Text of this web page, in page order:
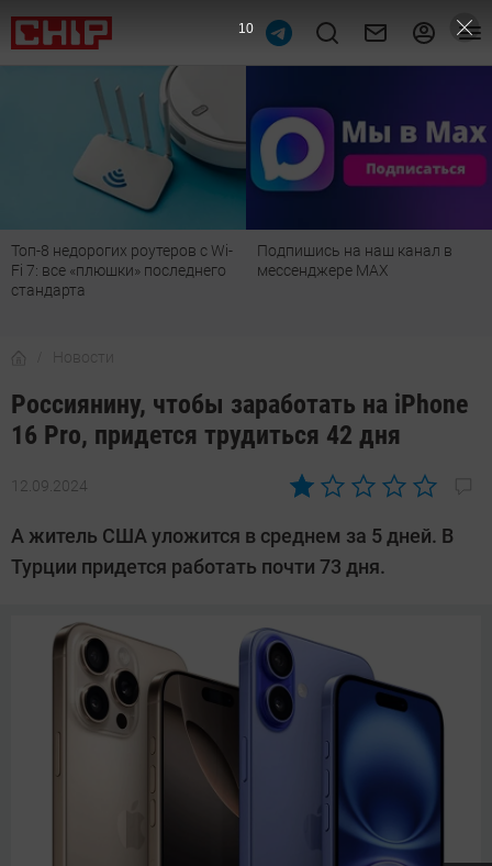
Топ-8 недорогих роутеров с Wi-
Fi 7: все «плюшки» последнего
стандарта
Подпишись на наш канал в
мессенджере МАХ
Новости
Россиянину, чтобы заработать на iPhone
16 Pro, придется трудиться 42 дня
12.09.2024
Автор:
Калашников
А житель США уложится в среднем за 5 дней. В
Турции придется работать почти 73 дня.
9